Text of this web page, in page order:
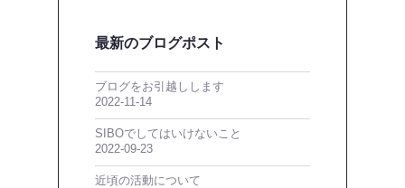
最新のブログポスト
ブログをお引越しします
2022-11-14
SIBOでしてはいけないこと
2022-09-23
近頃の活動について